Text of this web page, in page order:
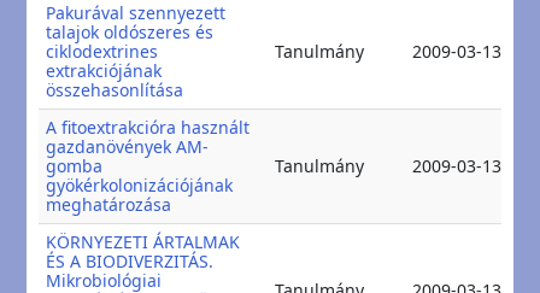
Pakurával szennyezett
talajok oldószeres és
ciklodextrines
extrakciójának
összehasonlítása
Tanulmány 2009-03-13
A fitoextrakcióra használt
gazdanövények AM-
gomba
gyökérkolonizációjának
meghatározása
Tanulmány 2009-03-13
KÖRNYEZETI ÁRTALMAK
ÉS A BIODIVERZITÁS.
Mikrobiológiai